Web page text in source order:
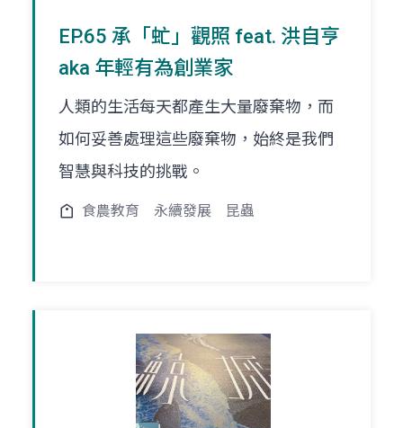
EP.65 承「虻」觀照 feat. 洪自亨
aka 年輕有為創業家
人類的生活每天都產生大量廢棄物，而
如何妥善處理這些廢棄物，始終是我們
智慧與科技的挑戰。
食農教育 永續發展 昆蟲